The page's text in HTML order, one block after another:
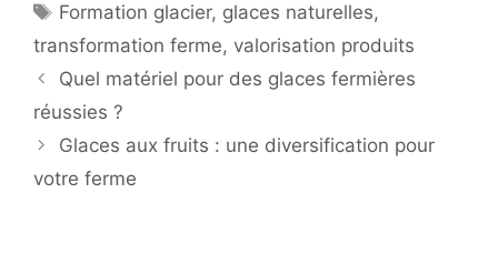
Étiquettes
Formation glacier, glaces naturelles,
transformation ferme, valorisation produits
Quel matériel pour des glaces fermières
réussies ?
Glaces aux fruits : une diversification pour
votre ferme